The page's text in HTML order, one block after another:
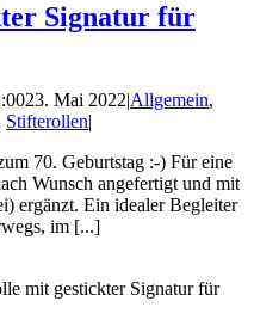
Signatur für
23. Mai 2022|Allgemein,
Stifterollen|
70. Geburtstag :-) Für eine
Wunsch angefertigt und mit
ergänzt. Ein idealer Begleiter
im [...]
mit gestickter Signatur für